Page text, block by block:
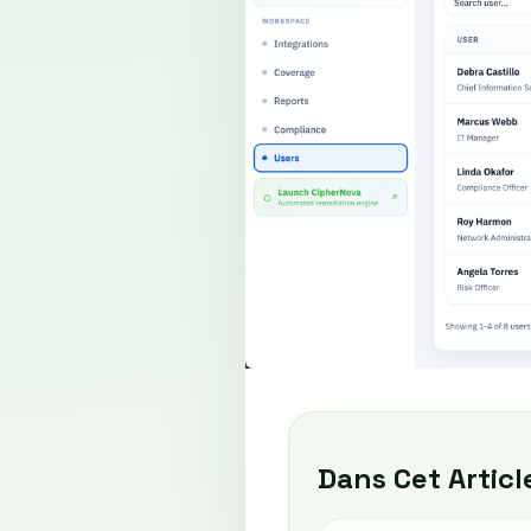
Dans Cet